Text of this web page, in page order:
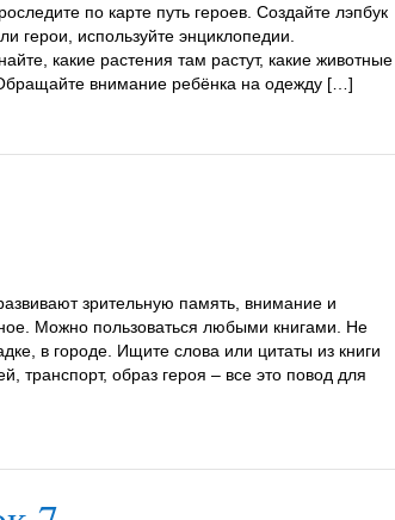
по карте путь героев. Создайте лэпбук
герои, используйте энциклопедии.
какие растения там растут, какие животные
внимание ребёнка на одежду […]
зрительную память, внимание и
Можно пользоваться любыми книгами. Не
в городе. Ищите слова или цитаты из книги
транспорт, образ героя – все это повод для